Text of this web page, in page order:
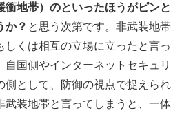
衝地帯）のといったほうがピンと
か？ と思う次第です。非武装地帯
しくは相互の立場に立ったと言っ
自国側やインターネットセキュリ
側として、防御の視点で捉えられ
武装地帯と言ってしまうと、一体